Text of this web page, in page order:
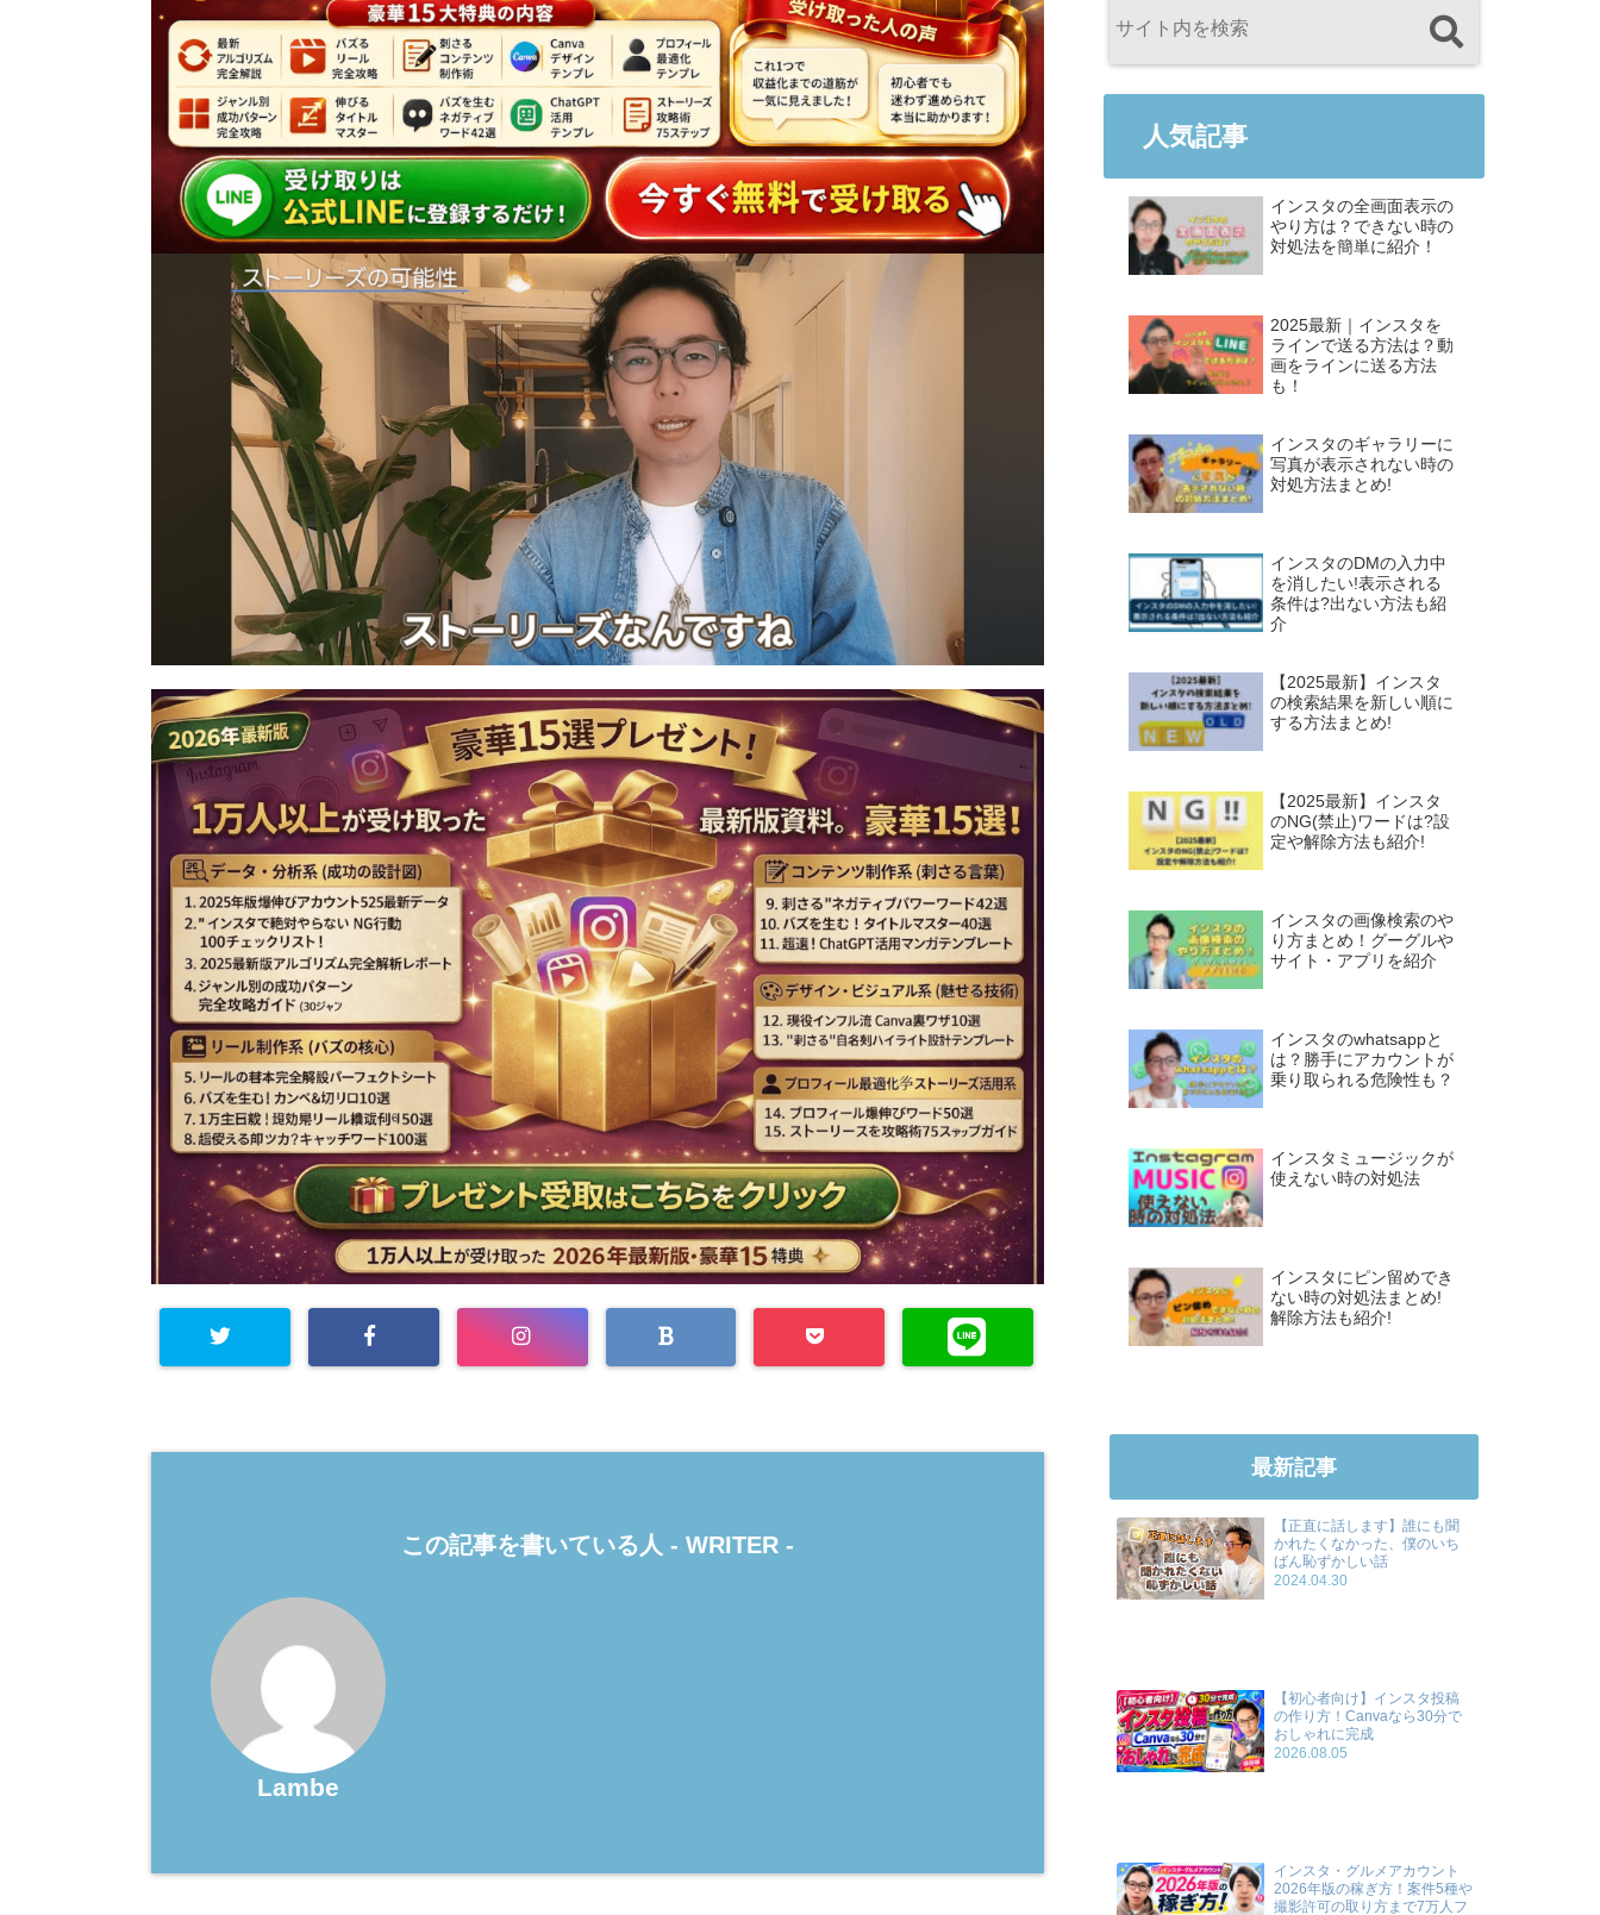
この記事を書いている人 - WRITER -
Lambe
人気記事
インスタの全画面表示の
やり方は？できない時の
対処法を簡単に紹介！
2025最新｜インスタを
ラインで送る方法は？動
画をラインに送る方法
も！
インスタのギャラリーに
写真が表示されない時の
対処方法まとめ!
インスタのDMの入力中
を消したい!表示される
条件は?出ない方法も紹
介
【2025最新】インスタ
の検索結果を新しい順に
する方法まとめ!
【2025最新】インスタ
のNG(禁止)ワードは?設
定や解除方法も紹介!
インスタの画像検索のや
り方まとめ！グーグルや
サイト・アプリを紹介
インスタのwhatsappと
は？勝手にアカウントが
乗り取られる危険性も？
インスタミュージックが
使えない時の対処法
インスタにピン留めでき
ない時の対処法まとめ!
解除方法も紹介!
最新記事
【正直に話します】誰にも聞
かれたくなかった、僕のいち
ばん恥ずかしい話
2024.04.30
【初心者向け】インスタ投稿
の作り方！Canvaなら30分で
おしゃれに完成
2026.08.05
インスタ・グルメアカウント
2026年版の稼ぎ方！案件5種や
撮影許可の取り方まで7万人フ